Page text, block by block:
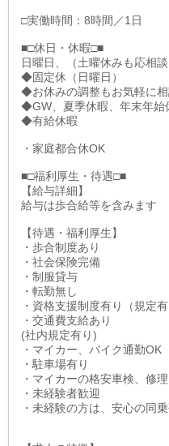
□実働時間：8時間／1日
■□休日・休暇□■
日曜日、（土曜休みも応相談
◆固定休（日曜日）
◆お休みの調整もお気軽に
◆GW、夏季休暇、年末年始
◆有給休暇
・家庭都合休OK
■□福利厚生・待遇□■
【給与詳細】
給与は歩合給等を含みます
【待遇・福利厚生】
・歩合制度あり
・社会保険完備
・制服貸与
・転勤無し
・資格支援制度有り（規定有
・交通費支給あり
(社内規定有り)
・マイカー、バイク通勤OK
・駐車場有り
・マイカーの格安車検、修理
・未経験者歓迎
・未経験の方は、安心の同